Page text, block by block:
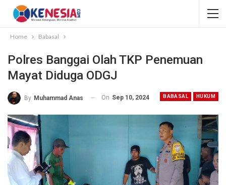
Home Babasal
Polres Banggai Olah TKP Penemuan
Mayat Diduga ODGJ
BABASAL HUKUM
By Muhammad Anas On Sep 10, 2024